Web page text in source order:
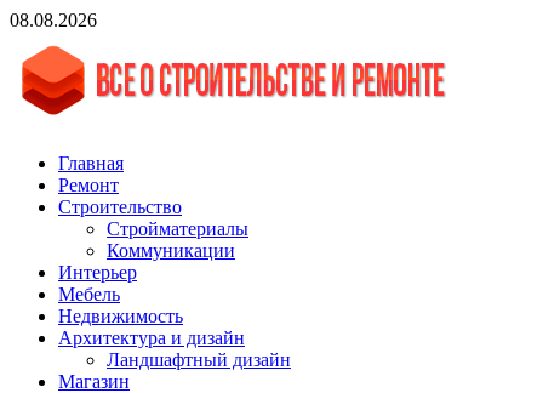
Skip
content
08.08.2026
vgasa.ru
Строительный журнал. Всё о строительстве и ремонтах
Главная
Ремонт
Строительство
Стройматериалы
Коммуникации
Интерьер
Мебель
Недвижимость
Архитектура и дизайн
Ландшафтный дизайн
Магазин